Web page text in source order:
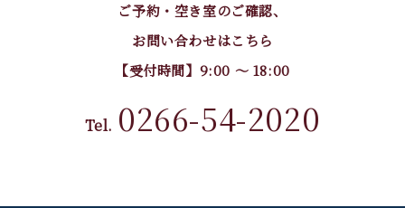
ご予約・空き室のご確認、
お問い合わせはこちら
【受付時間】9:00 〜 18:00
Tel. 0266-54-2020